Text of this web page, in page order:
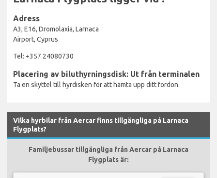
Adress
A3, E16, Dromolaxia, Larnaca
Airport, Cyprus
Tel: +357 24080730
Placering av biluthyrningsdisk: Ut från terminalen
Ta en skyttel till hyrdisken för att hämta upp ditt fordon.
Vilka hyrbilar från Aercar finns tillgängliga på Larnaca
Flygplats?
Familjebussar tillgängliga från Aercar på Larnaca
Flygplats är: